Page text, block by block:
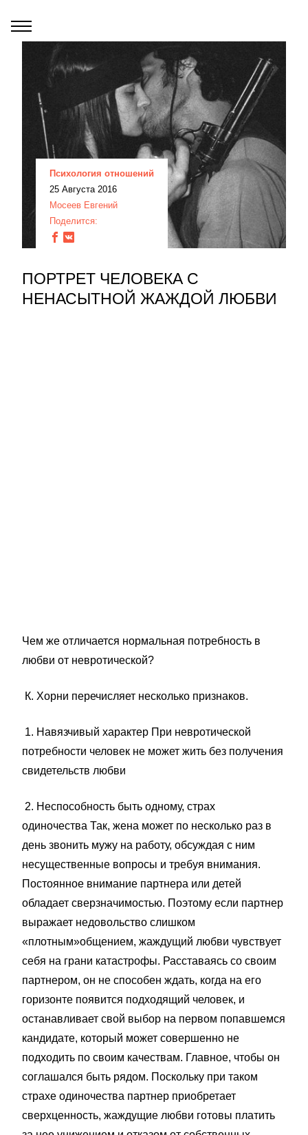
Психология отношений
25 Августа 2016
Мосеев Евгений
Поделится:
ПОРТРЕТ ЧЕЛОВЕКА С
НЕНАСЫТНОЙ ЖАЖДОЙ ЛЮБВИ
Чем же отличается нормальная потребность в
любви от невротической?
К. Хорни перечисляет несколько признаков.
1. Навязчивый характер При невротической
потребности человек не может жить без получения
свидетельств любви
2. Неспособность быть одному, страх
одиночества Так, жена может по несколько раз в
день звонить мужу на работу, обсуждая с ним
несущественные вопросы и требуя внимания.
Постоянное внимание партнера или детей
обладает сверзначимостью. Поэтому если партнер
выражает недовольство слишком
«плотным»общением, жаждущий любви чувствует
себя на грани катастрофы. Расставаясь со своим
партнером, он не способен ждать, когда на его
горизонте появится подходящий человек, и
останавливает свой выбор на первом попавшемся
кандидате, который может совершенно не
подходить по своим качествам. Главное, чтобы он
соглашался быть рядом. Поскольку при таком
страхе одиночества партнер приобретает
сверхценность, жаждущие любви готовы платить